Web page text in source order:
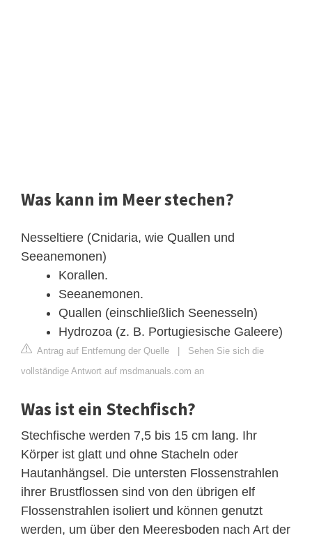
Was kann im Meer stechen?
Nesseltiere (Cnidaria, wie Quallen und
Seeanemonen)
Korallen.
Seeanemonen.
Quallen (einschließlich Seenesseln)
Hydrozoa (z. B. Portugiesische Galeere)
Antrag auf Entfernung der Quelle | Sehen Sie sich die
vollständige Antwort auf msdmanuals.com an
Was ist ein Stechfisch?
Stechfische werden 7,5 bis 15 cm lang. Ihr
Körper ist glatt und ohne Stacheln oder
Hautanhängsel. Die untersten Flossenstrahlen
ihrer Brustflossen sind von den übrigen elf
Flossenstrahlen isoliert und können genutzt
werden, um über den Meeresboden nach Art der